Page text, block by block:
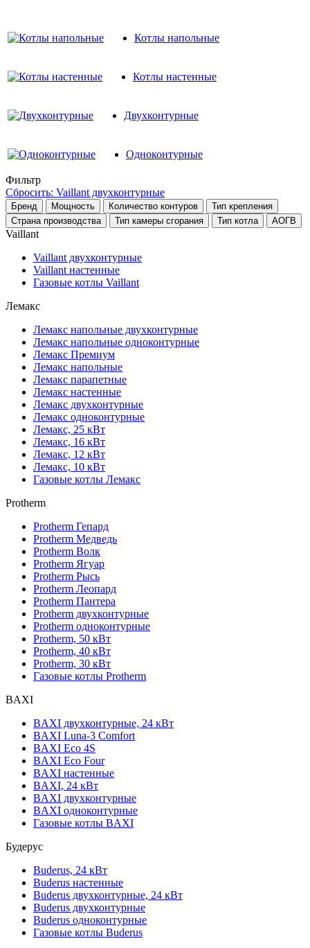
Котлы напольные
Котлы настенные
Двухконтурные
Одноконтурные
Фильтр
Сбросить: Vaillant двухконтурные
Бренд Мощность Количество контуров
Тип крепления
Страна производства
Тип камеры сгорания Тип котла АОГВ
Vaillant
Vaillant двухконтурные
Vaillant настенные
Газовые котлы Vaillant
Лемакс
Лемакс напольные двухконтурные
Лемакс напольные одноконтурные
Лемакс Премиум
Лемакс напольные
Лемакс парапетные
Лемакс настенные
Лемакс двухконтурные
Лемакс одноконтурные
Лемакс, 25 кВт
Лемакс, 16 кВт
Лемакс, 12 кВт
Лемакс, 10 кВт
Газовые котлы Лемакс
Protherm
Protherm Гепард
Protherm Медведь
Protherm Волк
Protherm Ягуар
Protherm Рысь
Protherm Леопард
Protherm Пантера
Protherm двухконтурные
Protherm одноконтурные
Protherm, 50 кВт
Protherm, 40 кВт
Protherm, 30 кВт
Газовые котлы Protherm
BAXI
BAXI двухконтурные, 24 кВт
BAXI Luna-3 Comfort
BAXI Eco 4S
BAXI Eco Four
BAXI настенные
BAXI, 24 кВт
BAXI двухконтурные
BAXI одноконтурные
Газовые котлы BAXI
Будерус
Buderus, 24 кВт
Buderus настенные
Buderus двухконтурные, 24 кВт
Buderus двухконтурные
Buderus одноконтурные
Газовые котлы Buderus